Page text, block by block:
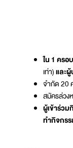
ใน 1 คร
เท่า)และ
จำกัด 20
สมัครล่วง
ผู้เข้าร่ว
ทำกิจกร